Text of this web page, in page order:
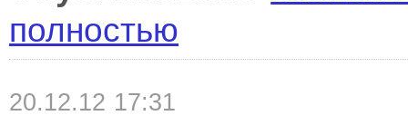
полностью
20.12.12 17:31